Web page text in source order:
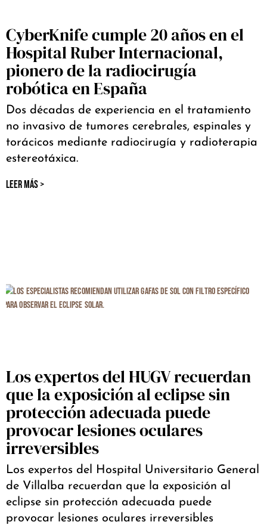
CyberKnife cumple 20 años en el
Hospital Ruber Internacional,
pionero de la radiocirugía
robótica en España
Dos décadas de experiencia en el tratamiento
no invasivo de tumores cerebrales, espinales y
torácicos mediante radiocirugía y radioterapia
estereotáxica.
LEER MÁS >
Los expertos del HUGV recuerdan
que la exposición al eclipse sin
protección adecuada puede
provocar lesiones oculares
irreversibles
Los expertos del Hospital Universitario General
de Villalba recuerdan que la exposición al
eclipse sin protección adecuada puede
provocar lesiones oculares irreversibles